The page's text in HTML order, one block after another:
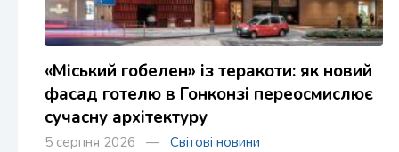
«Міський гобелен» із теракоти: як новий
фасад готелю в Гонконзі переосмислює
сучасну архітектуру
5 серпня 2026 — Світові новини